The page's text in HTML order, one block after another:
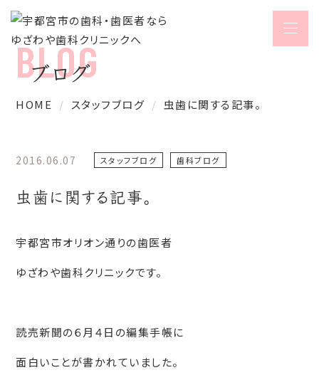
ブログ
HOME スタッフブログ 虫歯に関する記事。
2016.06.07 スタッフブログ 歯科ブログ
虫歯に関する記事。
宇都宮市オリオン通りの歯医者
ゆざわや歯科クリニックです。
読売新聞の６月４日の編集手帳に
面白いことが書かれていました。